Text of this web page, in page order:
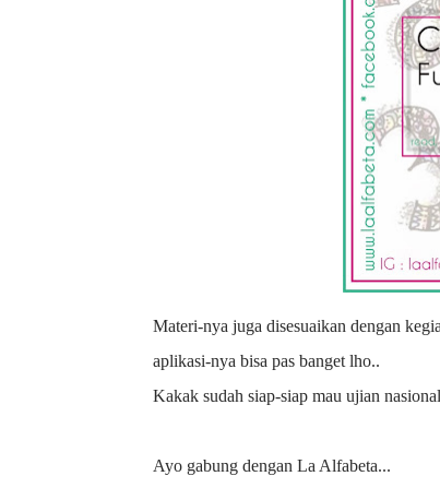
Materi-nya juga disesuaikan dengan kegiatan yang ada di bulan tersebut, misalkan hari Kartini atau hari Pahlawan, jadi
aplikasi-nya bisa pas banget lho..
Kakak sudah siap-siap mau ujian
Ayo gabung dengan La Alfabeta...